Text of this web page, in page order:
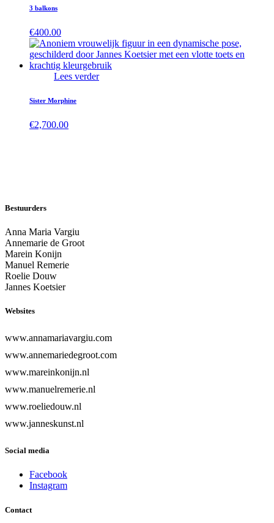
3 balkons
€400.00
Lees verder
Sister Morphine
€2,700.00
Bestuurders
Anna Maria Vargiu
Annemarie de Groot
Marein Konijn
Manuel Remerie
Roelie Douw
Jannes Koetsier
Websites
www.annamariavargiu.com
www.annemariedegroot.com
www.mareinkonijn.nl
www.manuelremerie.nl
www.roeliedouw.nl
www.janneskunst.nl
Social media
Facebook
Instagram
Contact